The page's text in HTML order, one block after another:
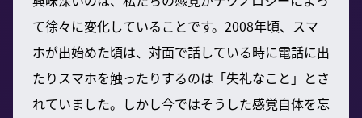
て徐々に変化していることです。2008年頃、スマ
ホが出始めた頃は、対面で話している時に電話に出
たりスマホを触ったりするのは「失礼なこと」とさ
れていました。しかし今ではそうした感覚自体を忘